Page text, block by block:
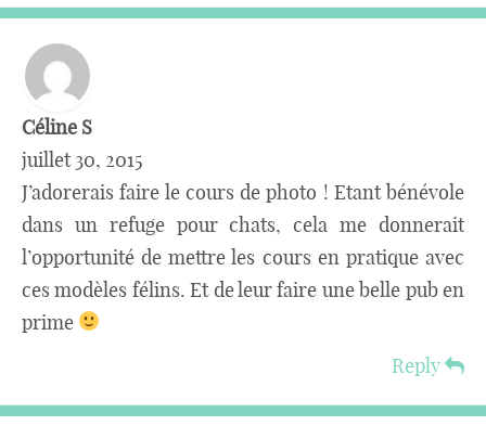
Céline S
juillet 30, 2015
J’adorerais faire le cours de photo ! Etant bénévole
dans un refuge pour chats, cela me donnerait
l’opportunité de mettre les cours en pratique avec
ces modèles félins. Et de leur faire une belle pub en
prime
Reply